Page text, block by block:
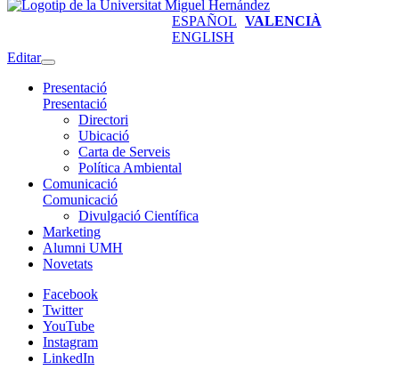
ESPAÑOL VALENCIÀ
ENGLISH
Editar
Presentació
Presentació
Directori
Ubicació
Carta de Serveis
Política Ambiental
Comunicació
Comunicació
Divulgació Científica
Marketing
Alumni UMH
Novetats
Facebook
Twitter
YouTube
Instagram
LinkedIn